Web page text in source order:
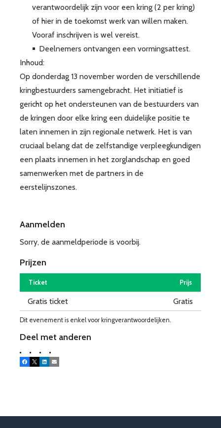
verantwoordelijk zijn voor een kring (2 per kring)
of hier in de toekomst werk van willen maken.
Vooraf inschrijven is wel vereist.
Deelnemers ontvangen een vormingsattest.
Inhoud:
Op donderdag 13 november worden de verschillende
kringbestuurders samengebracht. Het initiatief is
gericht op het ondersteunen van de bestuurders van
de kringen door elke kring een duidelijke positie te
laten innemen in zijn regionale netwerk. Het is van
cruciaal belang dat de zelfstandige verpleegkundigen
een plaats innemen in het zorglandschap en goed
samenwerken met de partners in de
eerstelijnszones.
Aanmelden
Sorry, de aanmeldperiode is voorbij.
Prijzen
Ticket Prijs
Gratis ticket Gratis
Dit evenement is enkel voor kringverantwoordelijken.
Deel met anderen
Facebook
X LinkedInE-mail